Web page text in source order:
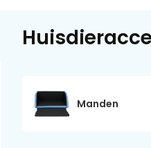
Manden